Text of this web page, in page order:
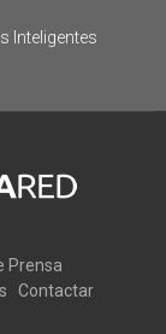
Inteligentes
Prensa
Contactar